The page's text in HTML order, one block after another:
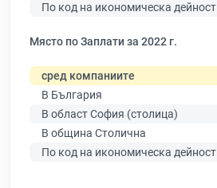
По код на икономическа
Място по Заплати за 2022 г.
сред компаниите
В България
В област София (столица)
В община Столична
По код на икономическа